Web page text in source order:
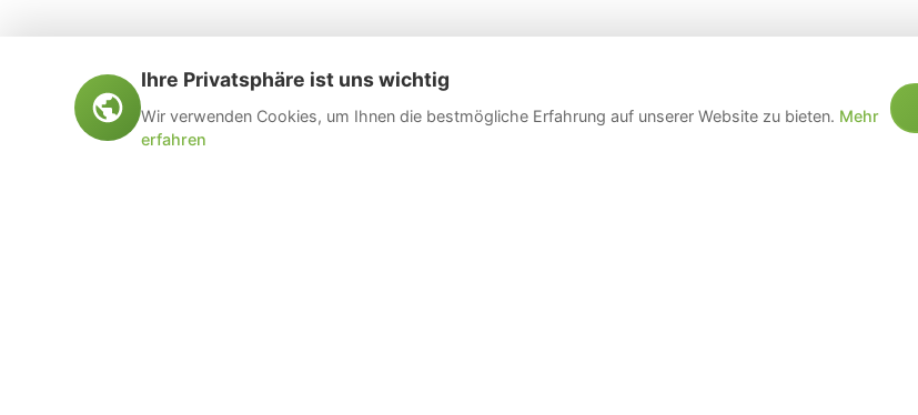
Ihre Privatsphäre ist uns wichtig
Wir verwenden Cookies, um Ihnen die bestmögliche Erfahrung auf unserer Website zu bieten. Mehr
erfahren